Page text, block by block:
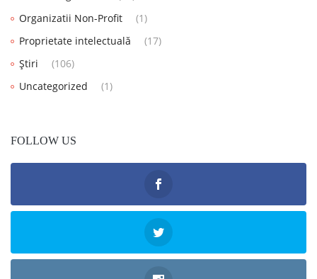
Organizatii Non-Profit
(1)
Proprietate intelectuală
(17)
Știri
(106)
Uncategorized
(1)
FOLLOW US